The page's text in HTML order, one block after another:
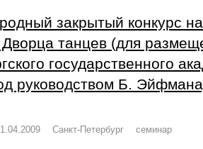
закрытый конкурс
танцев (для
государственного
руководством Б.
Санкт-Петербург семинар